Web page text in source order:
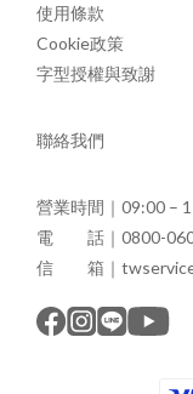
使用條款
Cookie政策
字型授權與致謝
聯絡我們
營業時間｜09:00 –
電 話｜0800-
信 箱｜